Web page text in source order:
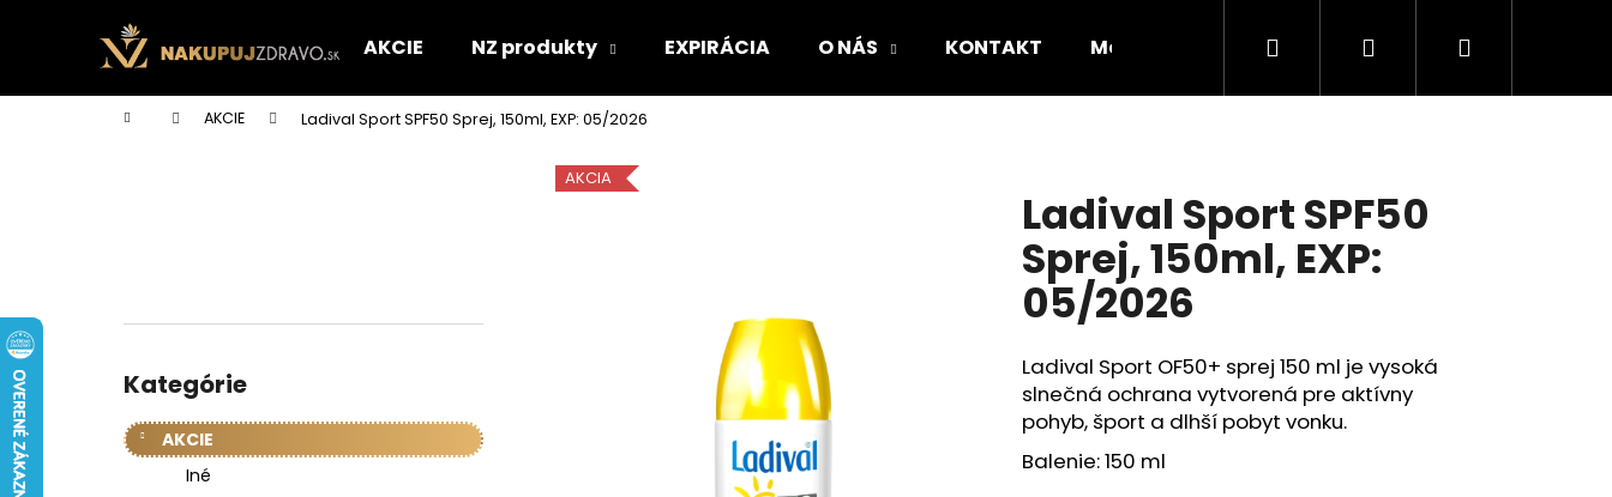
AKCIE NZ produkty EXPIRÁCIA O NÁS KONTAKT Moja objednávka RADY A INŠPIRÁCIE
Hľadať PrihlásenieNákupný
Domov AKCIE Ladival Sport SPF50 Sprej, 150ml, EXP: 05/2026
kategórie
Kategórie
AKCIE
Iné
Ladival Sport SPF50
Sprej, 150ml, EXP:
05/2026
Ladival Sport OF50+ sprej 150 ml je vysoká
slnečná ochrana vytvorená pre aktívny
pohyb, šport a dlhší pobyt vonku.
Balenie: 150 ml
AKCIA
í
Späť
do
Späť
do
Čo potrebujete nájsť?
Odporúčame